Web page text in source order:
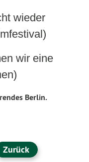
wieder
wir eine
Berlin.
Zurück